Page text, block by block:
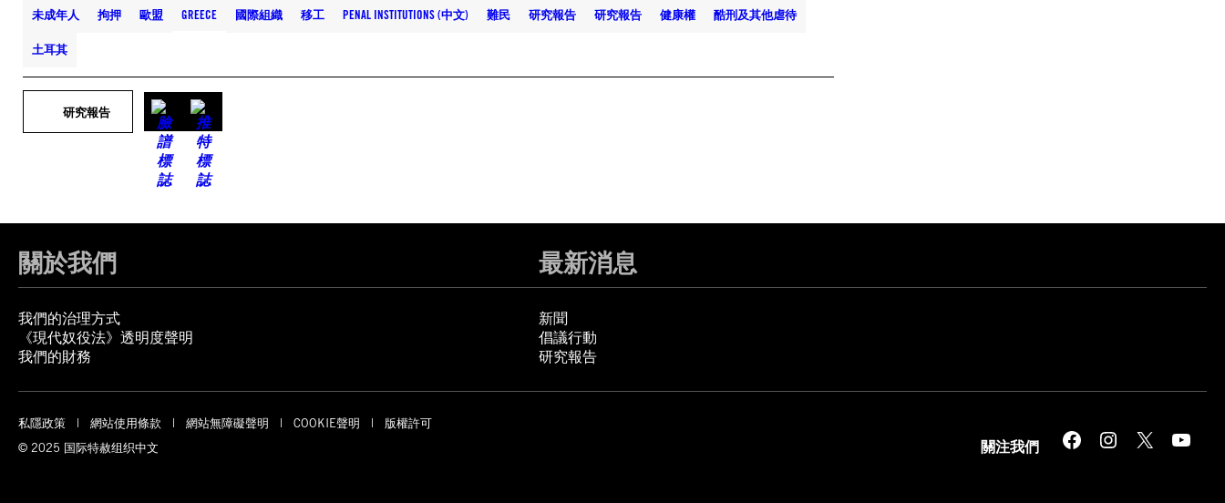
未成年人 拘押 歐盟 GREECE 國際組織 移工 PENAL INSTITUTIONS (中文) 難民 研究報告 研究報告 健康權 酷刑及其他虐待
土耳其
研究報告
關於我們
我們的治理方式
《現代奴役法》透明度聲明
我們的財務
最新消息
新聞
倡議行動
研究報告
私隱政策 網站使用條款 網站無障礙聲明 COOKIE聲明
版權許可
© 2025 国际特赦组织中文
關注我們 Facebook Instagram X YouTube